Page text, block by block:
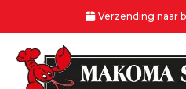
Verzending naar